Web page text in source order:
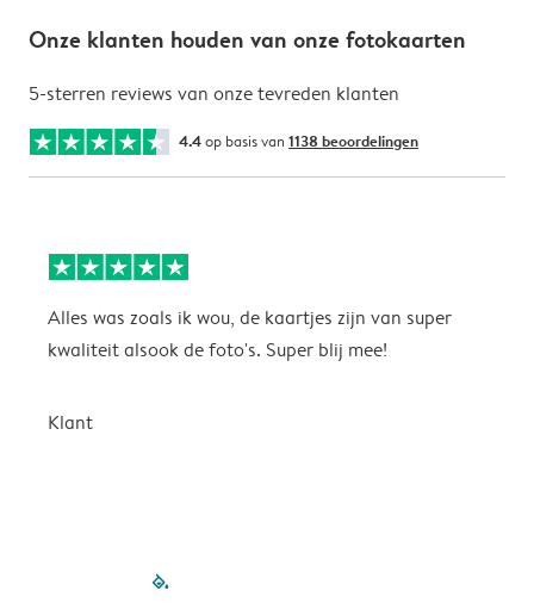
Onze klanten houden van onze fotokaarten
5-sterren reviews van onze tevreden klanten
4.4op basis van 1138 beoordelingen
Alles was zoals ik wou, de kaartjes zijn van super
kwaliteit alsook de foto's. Super blij mee!
Klant
filled-pagination